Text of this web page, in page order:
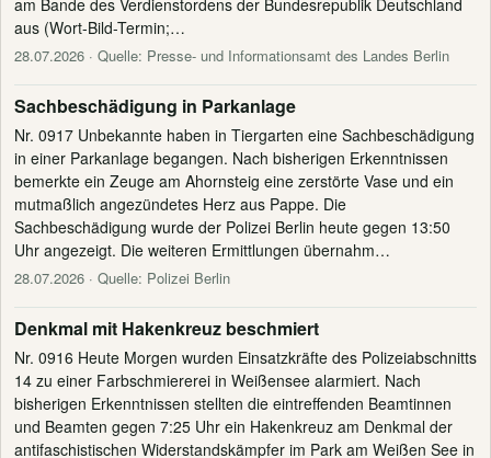
am Bande des Verdienstordens der Bundesrepublik Deutschland
aus (Wort-Bild-Termin;…
28.07.2026 · Quelle: Presse- und Informationsamt des Landes Berlin
Sachbeschädigung in Parkanlage
Nr. 0917 Unbekannte haben in Tiergarten eine Sachbeschädigung
in einer Parkanlage begangen. Nach bisherigen Erkenntnissen
bemerkte ein Zeuge am Ahornsteig eine zerstörte Vase und ein
mutmaßlich angezündetes Herz aus Pappe. Die
Sachbeschädigung wurde der Polizei Berlin heute gegen 13:50
Uhr angezeigt. Die weiteren Ermittlungen übernahm…
28.07.2026 · Quelle: Polizei Berlin
Denkmal mit Hakenkreuz beschmiert
Nr. 0916 Heute Morgen wurden Einsatzkräfte des Polizeiabschnitts
14 zu einer Farbschmiererei in Weißensee alarmiert. Nach
bisherigen Erkenntnissen stellten die eintreffenden Beamtinnen
und Beamten gegen 7:25 Uhr ein Hakenkreuz am Denkmal der
antifaschistischen Widerstandskämpfer im Park am Weißen See in